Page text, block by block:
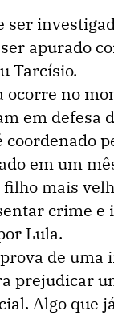
ser
apurado
Tarcísio.
ocorre no
em defesa
em um
mais
crime
Lula.
de
prejudicar
Algo que